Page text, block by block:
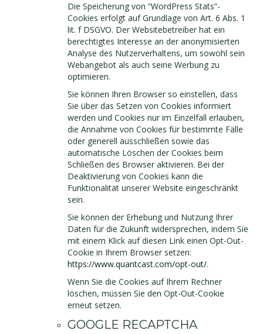
Die Speicherung von “WordPress Stats”-
Cookies erfolgt auf Grundlage von Art. 6 Abs. 1
lit. f DSGVO. Der Websitebetreiber hat ein
berechtigtes Interesse an der anonymisierten
Analyse des Nutzerverhaltens, um sowohl sein
Webangebot als auch seine Werbung zu
optimieren.
Sie können Ihren Browser so einstellen, dass
Sie über das Setzen von Cookies informiert
werden und Cookies nur im Einzelfall erlauben,
die Annahme von Cookies für bestimmte Fälle
oder generell ausschließen sowie das
automatische Löschen der Cookies beim
Schließen des Browser aktivieren. Bei der
Deaktivierung von Cookies kann die
Funktionalität unserer Website eingeschränkt
sein.
Sie können der Erhebung und Nutzung Ihrer
Daten für die Zukunft widersprechen, indem Sie
mit einem Klick auf diesen Link einen Opt-Out-
Cookie in Ihrem Browser setzen:
https://www.quantcast.com/opt-out/.
Wenn Sie die Cookies auf Ihrem Rechner
löschen, müssen Sie den Opt-Out-Cookie
erneut setzen.
GOOGLE RECAPTCHA